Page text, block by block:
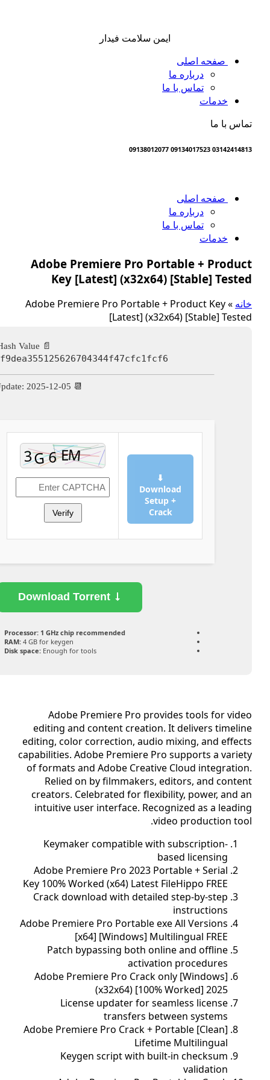
ایمن سلامت فیدار
صفحه اصلی
درباره ما
تماس با ما
خدمات
تماس با ما
03142414813 09134017523 09138012077
صفحه اصلی
درباره ما
تماس با ما
خدمات
Adobe Premiere Pro Portable + Product
Key [Latest] (x32x64) [Stable] Tested
»
Adobe Premiere Pro Portable + Product Key
[Latest] (x32x64) [Stable] Tested
0f9dea355125626704344f47cfc1fcf6
Download
Setup +
Crack
Verify
Download Torrent
Processor:1 GHz chip recommended
RAM:4 GB for keygen
Disk space:Enough for tools
Adobe Premiere Pro provides tools for video
editing and content creation. It delivers timeline
editing, color correction, audio mixing, and effects
capabilities. Adobe Premiere Pro supports a variety
of formats and Adobe Creative Cloud integration.
Relied on by filmmakers, editors, and content
creators. Celebrated for flexibility, power, and an
intuitive user interface. Recognized as a leading
video production tool.
Keymaker compatible with subscription-
based licensing
Adobe Premiere Pro 2023 Portable + Serial
Key 100% Worked (x64) Latest FileHippo FREE
Crack download with detailed step-by-step
instructions
Adobe Premiere Pro Portable exe All Versions
[x64] [Windows] Multilingual FREE
Patch bypassing both online and offline
activation procedures
Adobe Premiere Pro Crack only [Windows]
(x32x64) [100% Worked] 2025
License updater for seamless license
transfers between systems
Adobe Premiere Pro Crack + Portable [Clean]
Lifetime Multilingual
Keygen script with built-in checksum
validation